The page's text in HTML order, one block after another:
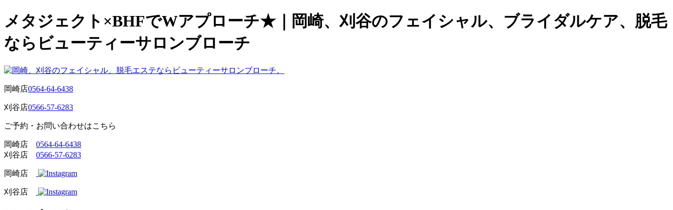
メタジェクト×BHFでWアプローチ★｜岡崎、刈谷のフェイシャル、ブライダルケア、脱毛
ならビューティーサロンブローチ
岡崎店0564-64-6438
刈谷店0566-57-6283
ご予約・お問い合わせはこちら
岡崎店 0564-64-6438
刈谷店 0566-57-6283
岡崎店
刈谷店